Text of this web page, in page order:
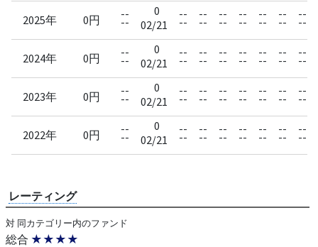
2025年 0円 --
--
0
02/21
--
--
--
--
--
--
--
--
--
--
--
--
--
--
2024年 0円 --
--
0
02/21
--
--
--
--
--
--
--
--
--
--
--
--
--
--
2023年 0円 --
--
0
02/21
--
--
--
--
--
--
--
--
--
--
--
--
--
--
2022年 0円 --
--
0
02/21
--
--
--
--
--
--
--
--
--
--
--
--
--
--
レーティング
対 同カテゴリー内のファンド
総合 ★★★★